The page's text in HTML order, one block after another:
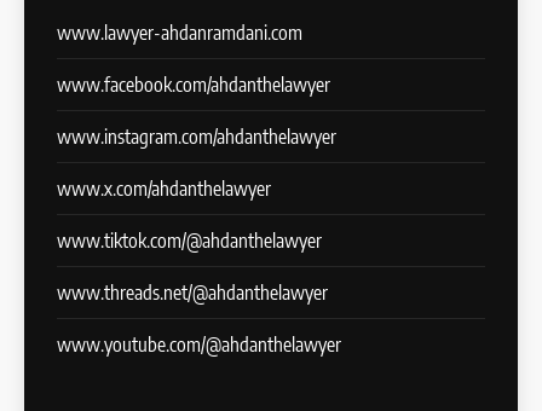
www.lawyer-ahdanramdani.com
www.facebook.com/ahdanthelawyer
www.instagram.com/ahdanthelawyer
www.x.com/ahdanthelawyer
www.tiktok.com/@ahdanthelawyer
www.threads.net/@ahdanthelawyer
www.youtube.com/@ahdanthelawyer